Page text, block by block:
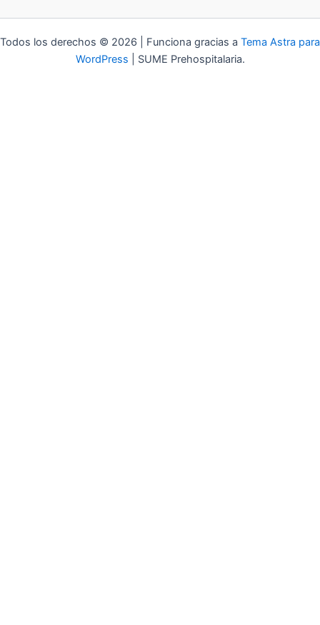
Todos los derechos © 2026 | Funciona gracias a Tema Astra para
WordPress | SUME Prehospitalaria.